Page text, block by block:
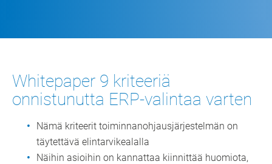
Whitepaper 9 kriteeriä
onnistunutta ERP-valintaa varten
Nämä kriteerit toiminnanohjausjärjestelmän on
täytettävä elintarvikealalla
Näihin asioihin on kannattaa kiinnittää huomiota,